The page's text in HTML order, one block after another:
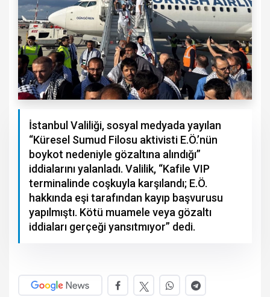
İstanbul Valiliği, sosyal medyada yayılan
“Küresel Sumud Filosu aktivisti E.Ö.’nün
boykot nedeniyle gözaltına alındığı”
iddialarını yalanladı. Valilik, “Kafile VIP
terminalinde coşkuyla karşılandı; E.Ö.
hakkında eşi tarafından kayıp başvurusu
yapılmıştı. Kötü muamele veya gözaltı
iddiaları gerçeği yansıtmıyor” dedi.